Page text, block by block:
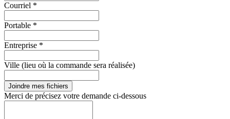
Courriel *
Portable *
Entreprise *
Ville (lieu où la commande sera réalisée)
Joindre mes fichiers
Merci de précisez votre demande ci-dessous